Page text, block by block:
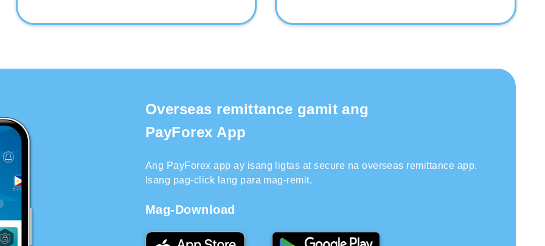
Overseas remittance gamit ang
PayForex App
Ang PayForex app ay isang ligtas at secure na overseas remittance app.
Isang pag-click lang para mag-remit.
Mag-Download